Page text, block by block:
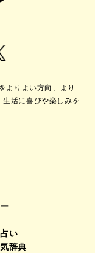
よりよい方向、より
生活に喜びや楽しみを
い
辞典